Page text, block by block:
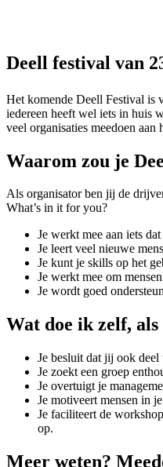
Deell festival van
Het komende Deell Festival is
iedereen heeft wel iets in huis
veel organisaties meedoen
Waarom zou je
Als organisator ben jij de
What’s in it for you?
Je werkt mee aan iets
Je leert veel nieuwe
Je kunt je skills op het
Je werkt mee om
Je wordt goed
Wat doe ik zelf,
Je besluit dat jij ook
Je zoekt een groep
Je overtuigt je
Je motiveert mensen in
Je faciliteert de
op.
Meer weten?